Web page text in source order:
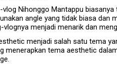
Nihonggo Mantappu
angle yang tidak biasa dan
menjadi menarik dan
menjadi salah satu tema
menerapkan tema aesthetic